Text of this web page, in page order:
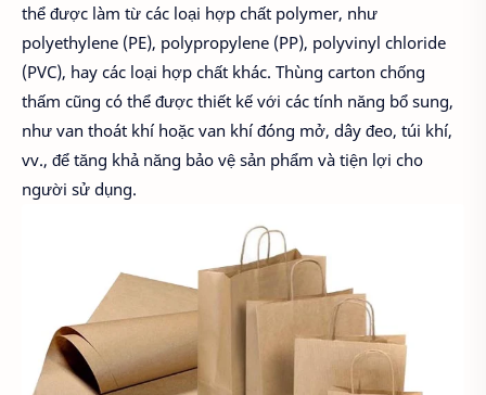
thể được làm từ các loại hợp chất polymer, như
polyethylene (PE), polypropylene (PP), polyvinyl chloride
(PVC), hay các loại hợp chất khác. Thùng carton chống
thấm cũng có thể được thiết kế với các tính năng bổ sung,
như van thoát khí hoặc van khí đóng mở, dây đeo, túi khí,
vv., để tăng khả năng bảo vệ sản phẩm và tiện lợi cho
người sử dụng.